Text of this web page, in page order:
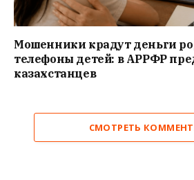
Мошенники крадут деньги
телефоны детей: в АРРФР
казахстанцев
СМОТРЕТЬ